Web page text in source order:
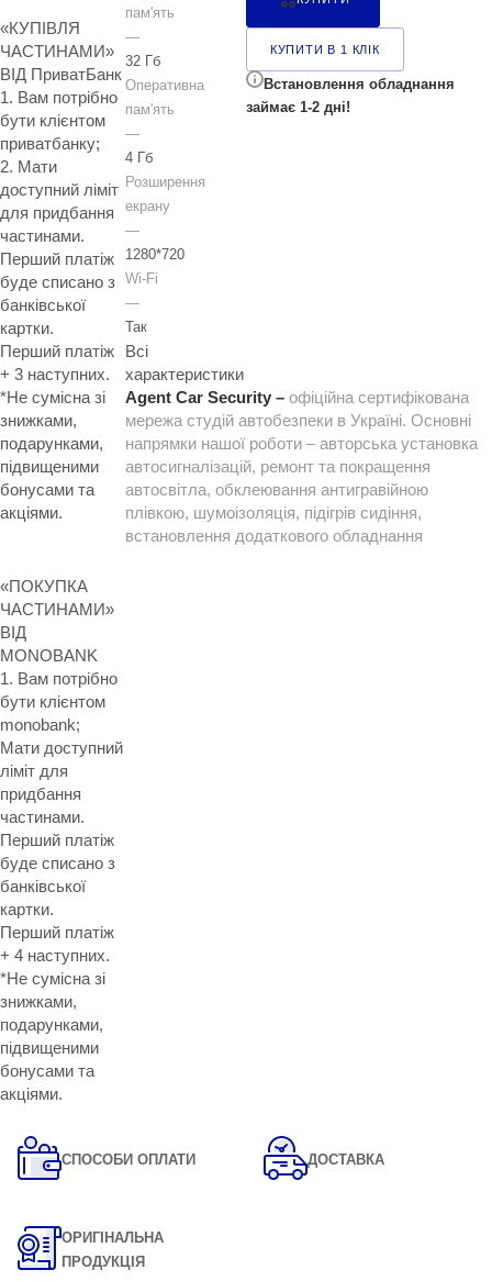
«КУПІВЛЯ
ЧАСТИНАМИ»
ВІД ПриватБанк
1. Вам потрібно
бути клієнтом
приватбанку;
2. Мати
доступний ліміт
для придбання
частинами.
Перший платіж
буде списано з
банківської
картки.
Перший платіж
+ 3 наступних.
*Не сумісна зі
знижками,
подарунками,
підвищеними
бонусами та
акціями.
«ПОКУПКА
ЧАСТИНАМИ»
ВІД
MONOBANK
1. Вам потрібно
бути клієнтом
monobank;
Мати доступний
ліміт для
придбання
частинами.
Перший платіж
буде списано з
банківської
картки.
Перший платіж
+ 4 наступних.
*Не сумісна зі
знижками,
подарунками,
підвищеними
бонусами та
акціями.
пам'ять
—
32 Гб
Оперативна
пам'ять
—
4 Гб
Розширення
екрану
—
1280*720
Wi-Fi
—
Так
Всі
характеристики
КУПИТИ В 1 КЛІК
Встановлення обладнання
займає 1-2 дні!
Agent Car Security – офіційна сертифікована
мережа студій автобезпеки в Україні. Основні
напрямки нашої роботи – авторська установка
автосигналізацій, ремонт та покращення
автосвітла, обклеювання антигравійною
плівкою, шумоізоляція, підігрів сидіння,
встановлення додаткового обладнання
СПОСОБИ ОПЛАТИ ДОСТАВКА
ОРИГІНАЛЬНА
ПРОДУКЦІЯ